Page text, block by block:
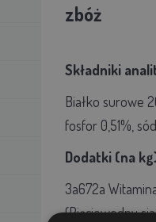
zbóż
Składniki
Białko surowe
fosfor 0,51%,
Dodatki (na
3a672a
(Pięciowodny